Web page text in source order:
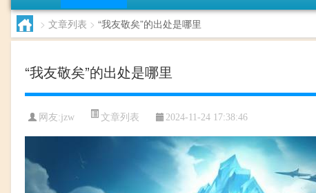
> 文章列表 > “我友敬矣”的出处是哪里
“我友敬矣”的出处是哪里
网友:jzw 文章列表 2024-11-24 17:38:46